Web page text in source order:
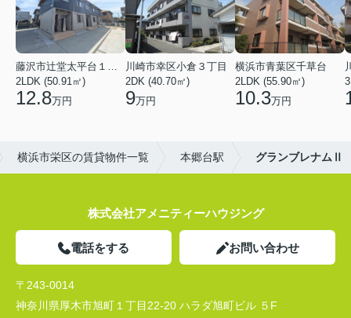
2LDK (50.91㎡)
12.8万円
川崎市幸区小倉３丁目
2DK (40.70㎡)
9万円
横浜市青葉区千草台
2LDK (55.90㎡)
10.3万円
横浜市栄区の賃貸物件一覧 本郷台駅 グランブレナムⅡ
株式会社アメニティーハウジング
電話をする お問い合わせ
〒243-0014
神奈川県厚木市旭町１丁目22-20 ハラダ旭町ビル ５F